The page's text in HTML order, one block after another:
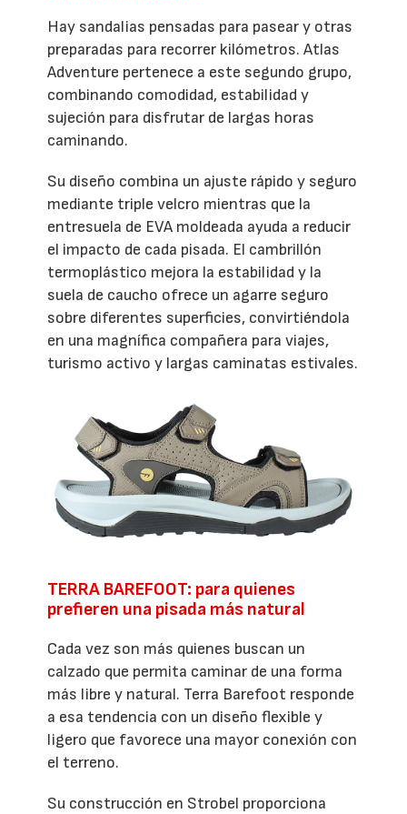
Hay sandalias pensadas para pasear y otras
preparadas para recorrer kilómetros. Atlas
Adventure pertenece a este segundo grupo,
combinando comodidad, estabilidad y
sujeción para disfrutar de largas horas
caminando.
Su diseño combina un ajuste rápido y seguro
mediante triple velcro mientras que la
entresuela de EVA moldeada ayuda a reducir
el impacto de cada pisada. El cambrillón
termoplástico mejora la estabilidad y la
suela de caucho ofrece un agarre seguro
sobre diferentes superficies, convirtiéndola
en una magnífica compañera para viajes,
turismo activo y largas caminatas estivales.
TERRA BAREFOOT: para quienes
prefieren una pisada más natural
Cada vez son más quienes buscan un
calzado que permita caminar de una forma
más libre y natural. Terra Barefoot responde
a esa tendencia con un diseño flexible y
ligero que favorece una mayor conexión con
el terreno.
Su construcción en Strobel proporciona